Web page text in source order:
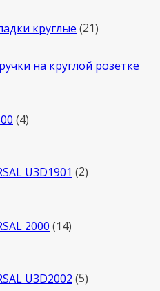
круглые 2121
на круглой розетке
44
U3D1901 2товара
2000 1414
U3D2002 5товаров